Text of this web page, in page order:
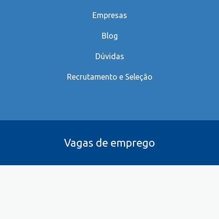
Empresas
Blog
Dúvidas
Recrutamento e Seleção
Vagas de emprego